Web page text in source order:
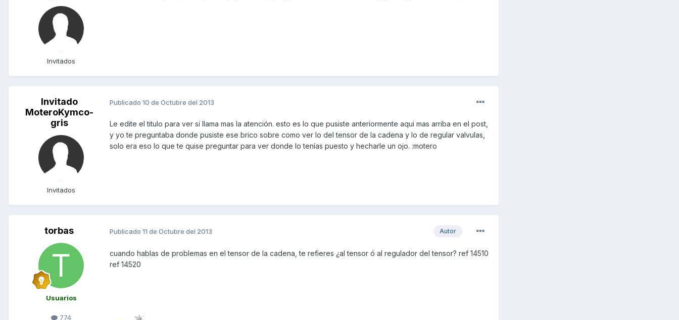
Invitados
Invitado
MoteroKymco-
gris
Invitados
Publicado 10 de Octubre del 2013
Le edite el titulo para ver si llama mas la atención. esto es lo que pusiste anteriormente aqui mas arriba en el post,
y yo te preguntaba donde pusiste ese brico sobre como ver lo del tensor de la cadena y lo de regular valvulas,
solo era eso lo que te quise preguntar para ver donde lo tenías puesto y hecharle un ojo. :motero
torbas
Usuarios
774
Autor
Publicado 11 de Octubre del 2013
cuando hablas de problemas en el tensor de la cadena, te refieres ¿al tensor ó al regulador del tensor? ref 14510
ref 14520